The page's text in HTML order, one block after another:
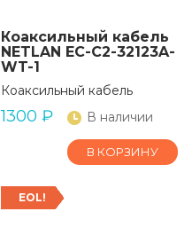
Коаксильный кабель
NETLAN EC-C2-32123A-
WT-1
Коаксильный кабель
1300 ₽ В наличии
В КОРЗИНУ
EOL!